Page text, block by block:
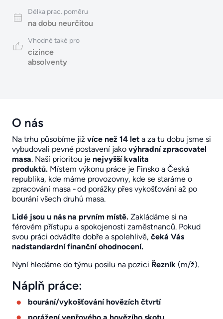
Délka prac. poměru
na dobu neurčitou
Vhodné také pro
cizince
absolventy
O nás
Na trhu působíme již více než 14 let a za tu dobu jsme si
vybudovali pevné postavení jako výhradní zpracovatel
masa. Naší prioritou je nejvyšší kvalita
produktů. Místem výkonu práce je Finsko a Česká
republika, kde máme provozovny, kde se staráme o
zpracování masa - od porážky přes vykošťování až po
bourání všech druhů masa.
Lidé jsou u nás na prvním místě. Zakládáme si na
férovém přístupu a spokojenosti zaměstnanců. Pokud
svou práci odvádíte dobře a spolehlivě, čeká Vás
nadstandardní finanční ohodnocení.
Nyní hledáme do týmu posilu na pozici Řezník (m/ž).
Náplň práce:
bourání/vykošťování hovězích čtvrtí